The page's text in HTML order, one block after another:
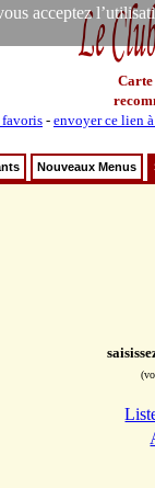
acceptez
Carte
- envoyer ce lien
Nouveaux Menus